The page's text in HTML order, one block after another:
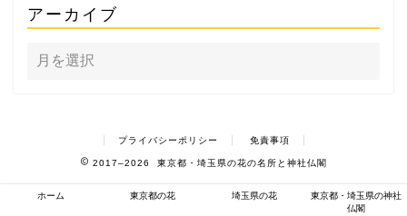
アーカイブ
プライバシーポリシー 免責事項
2017–2026 東京都・埼玉県の花の名所と神社仏閣
ホーム 東京都の花 埼玉県の花
東京都・埼玉県の神社
仏閣